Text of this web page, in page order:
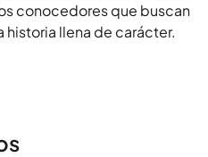
conocedores que buscan
historia llena de carácter.